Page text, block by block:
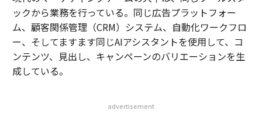
ックから業務を行っている。同じ広告プラットフォー
ム、顧客関係管理（CRM）システム、自動化ワークフロ
ー、そしてますます同じAIアシスタントを使用して、コ
ンテンツ、見出し、キャンペーンのバリエーションを生
成している。
advertisement